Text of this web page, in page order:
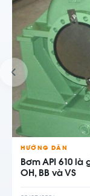
HƯỚNG DẪN
Bơm API 610 là
OH, BB và VS